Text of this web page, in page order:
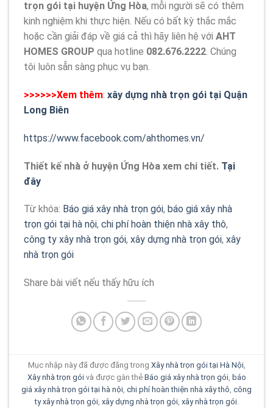
trọn gói tại huyện Ứng Hòa, mỗi người sẽ có thêm
kinh nghiệm khi thực hiện. Nếu có bất kỳ thắc mắc
hoặc cần giải đáp về giá cả thì hãy liên hệ với AHT
HOMES GROUP qua hotline 082.676.2222. Chúng
tôi luôn sẵn sàng phục vụ bạn.
>>>>>>Xem thêm: xây dựng nhà trọn gói tại Quận
Long Biên
https://www.facebook.com/ahthomes.vn/
Thiết kế nhà ở huyện Ứng Hòa xem chi tiết. Tại
đây
Từ khóa: Báo giá xây nhà trọn gói, báo giá xây nhà
trọn gói tại hà nội, chi phí hoàn thiện nhà xây thô,
công ty xây nhà trọn gói, xây dựng nhà trọn gói, xây
nhà trọn gói
Share bài viết nếu thấy hữu ích
Mục nhập này đã được đăng trong Xây nhà trọn gói tại Hà Nội
Xây nhà trọn gói và được gắn thẻ Báo giá xây nhà trọn gói báo
giá xây nhà trọn gói tại hà nội chi phí hoàn thiện nhà xây thô công
ty xây nhà trọn gói xây dựng nhà trọn gói xây nhà trọn gói